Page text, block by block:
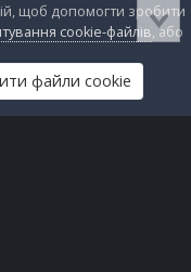
щоб допомогти зробити
cookie-файлів, або
файли cookie
Непрочитані Реєстрація